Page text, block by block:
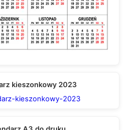
kieszonkowy 2023